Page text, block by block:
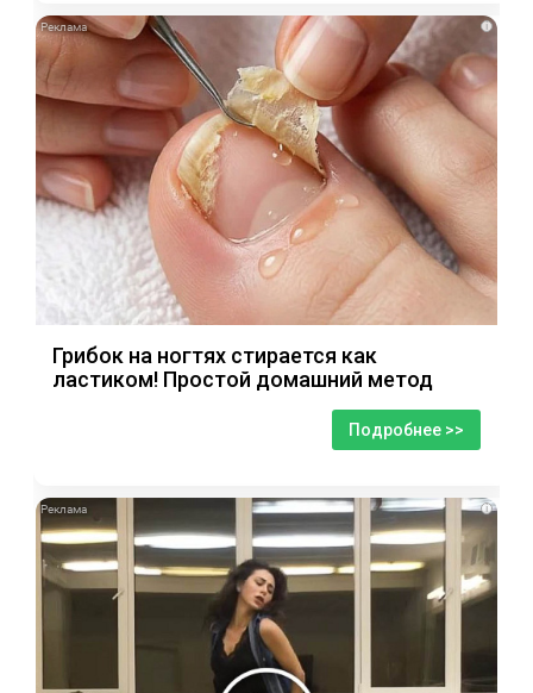
i
Грибок на ногтях стирается как
ластиком! Простой домашний метод
Подробнее >>
i